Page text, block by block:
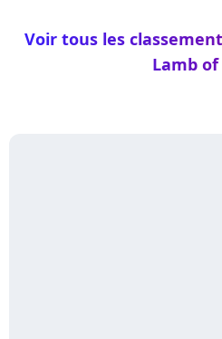
Voir tous les
Lamb of